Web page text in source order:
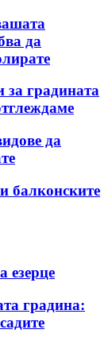
да
за градината
да
балконските
езерце
градина: